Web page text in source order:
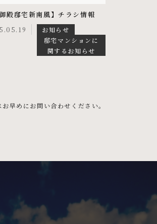
御殿邸宅新南風】チラシ情報
お知らせ
邸宅マンションに
関するお知らせ
早めにお問い合わせください。